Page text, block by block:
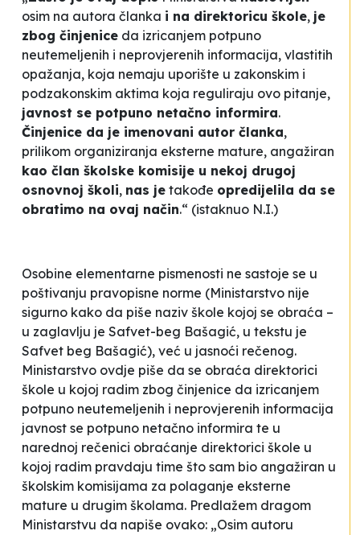
osim na autora članka i na direktoricu škole, je
zbog činjenice da izricanjem potpuno
neutemeljenih i neprovjerenih informacija, vlastitih
opažanja, koja nemaju uporište u zakonskim i
podzakonskim aktima koja reguliraju ovo pitanje,
javnost se potpuno netačno informira.
Činjenice da je imenovani autor članka,
prilikom organiziranja eksterne mature, angažiran
kao član školske komisije u nekoj drugoj
osnovnoj školi, nas je takođe opredijelila da se
obratimo na ovaj način.“ (istaknuo N.I.)
Osobine elementarne pismenosti ne sastoje se u
poštivanju pravopisne norme (Ministarstvo nije
sigurno kako da piše naziv škole kojoj se obraća –
u zaglavlju je Safvet-beg Bašagić, u tekstu je
Safvet beg Bašagić), već u jasnoći rečenog.
Ministarstvo ovdje piše da se obraća direktorici
škole u kojoj radim zbog činjenice da izricanjem
potpuno neutemeljenih i neprovjerenih informacija
javnost se potpuno netačno informira te u
narednoj rečenici obraćanje direktorici škole u
kojoj radim pravdaju time što sam bio angažiran u
školskim komisijama za polaganje eksterne
mature u drugim školama. Predlažem dragom
Ministarstvu da napiše ovako: „Osim autoru